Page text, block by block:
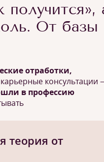
получится»,
От базы
отработки,
консультации
в профессию
теория от